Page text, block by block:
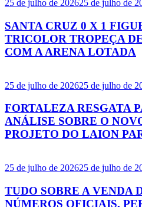
25 de julho de 202625 de julho de
SANTA CRUZ 0 X 1
TRICOLOR TROPEÇA
COM A ARENA LOTADA
25 de julho de 202625 de julho de
FORTALEZA RESGATA
ANÁLISE SOBRE O
PROJETO DO LAION
25 de julho de 202625 de julho de
TUDO SOBRE A VENDA
NÚMEROS OFICIAIS,